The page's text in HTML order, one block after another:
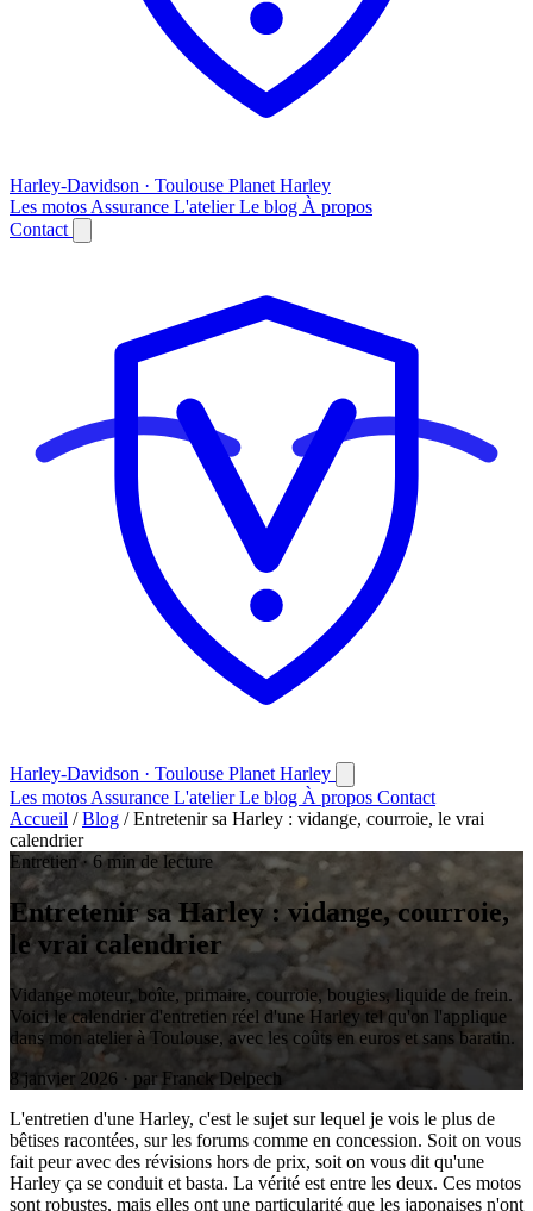
Harley-Davidson · Toulouse Planet Harley
Les motos Assurance L'atelierLe blog À propos
Contact
Harley-Davidson · Toulouse Planet Harley
Les motos Assurance L'atelierLe blog À propos Contact
Accueil /Blog /Entretenir sa Harley : vidange, courroie, le vrai
calendrier
Entretien · 6 min de lecture
Entretenir sa Harley : vidange, courroie,
le vrai calendrier
Vidange moteur, boîte, primaire, courroie, bougies, liquide de frein.
Voici le calendrier d'entretien réel d'une Harley tel qu'on l'applique
dans mon atelier à Toulouse, avec les coûts en euros et sans baratin.
8 janvier 2026 · par Franck Delpech
L'entretien d'une Harley, c'est le sujet sur lequel je vois le plus de
bêtises racontées, sur les forums comme en concession. Soit on vous
fait peur avec des révisions hors de prix, soit on vous dit qu'une
Harley ça se conduit et basta. La vérité est entre les deux. Ces motos
sont robustes, mais elles ont une particularité que les japonaises n'ont